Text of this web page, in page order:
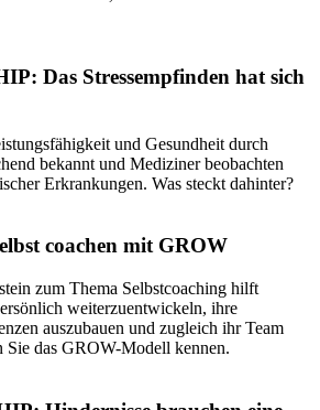
Das Stressempfinden hat sich
und Gesundheit durch
bekannt und Mediziner beobachten
Erkrankungen. Was steckt dahinter?
coachen mit GROW
zum Thema Selbstcoaching hilft
weiterzuentwickeln, ihre
auszubauen und zugleich ihr Team
Sie das GROW-Modell kennen.